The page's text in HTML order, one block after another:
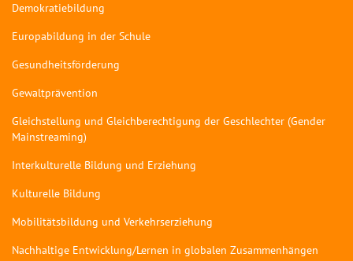
Demokratiebildung
Europabildung in der Schule
Gesundheitsförderung
Gewaltprävention
Gleichstellung und Gleichberechtigung der Geschlechter (Gender
Mainstreaming)
Interkulturelle Bildung und Erziehung
Kulturelle Bildung
Mobilitätsbildung und Verkehrserziehung
Nachhaltige Entwicklung/Lernen in globalen Zusammenhängen